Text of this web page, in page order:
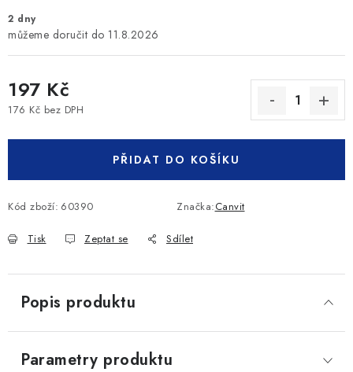
2 dny
11.8.2026
197 Kč
176 Kč bez DPH
PŘIDAT DO KOŠÍKU
Kód zboží: 60390 Značka:Canvit
Tisk Zeptat se Sdílet
Popis produktu
Parametry produktu